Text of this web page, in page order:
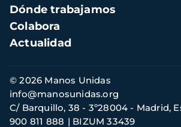
Dónde trabajamos
Colabora
Actualidad
Información
de
contacto
© 2026 Manos Unidas
C/ Barquillo, 38 - 3º28004 - Madrid,
900 811 888
BIZUM 33439
info@manosunidas.org